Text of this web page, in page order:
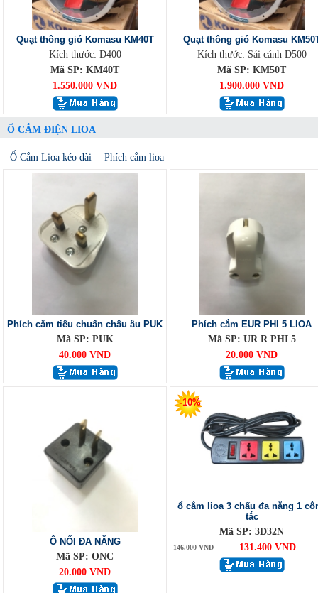
Quạt thông gió Komasu KM40T
Kích thước: D400
Mã SP: KM40T
1.550.000 VND
Quạt thông gió Komasu
Kích thước: Sải cánh D500
Mã SP: KM50T
1.900.000 VND
Ổ CẮM ĐIỆN LIOA
Ổ Cắm Lioa kéo dài Phích cắm lioa
Phích căm tiêu chuẩn châu âu PUK
Mã SP: PUK
40.000 VND
Phích cắm EUR PHI 5 LIOA
Mã SP: UR R PHI 5
20.000 VND
Ô NỐI ĐA NĂNG
Mã SP: ONC
20.000 VND
-10%
ổ cắm lioa 3 chấu đa năng 1
tắc
Mã SP: 3D32N
146.000 VND 131.400 VND